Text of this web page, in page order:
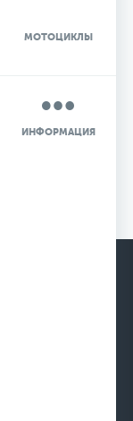
МОТОЦИКЛЫ
ИНФОРМАЦИЯ